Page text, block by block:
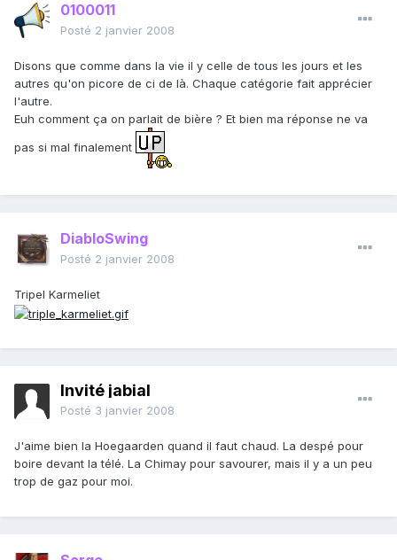
0100011
Posté 2 janvier 2008
Disons que comme dans la vie il y celle de tous les jours et les
autres qu'on picore de ci de là. Chaque catégorie fait apprécier
l'autre.
Euh comment ça on parlait de bière ? Et bien ma réponse ne va
pas si mal finalement
DiabloSwing
Posté 2 janvier 2008
Tripel Karmeliet
Invité jabial
Posté 3 janvier 2008
J'aime bien la Hoegaarden quand il faut chaud. La despé pour
boire devant la télé. La Chimay pour savourer, mais il y a un peu
trop de gaz pour moi.